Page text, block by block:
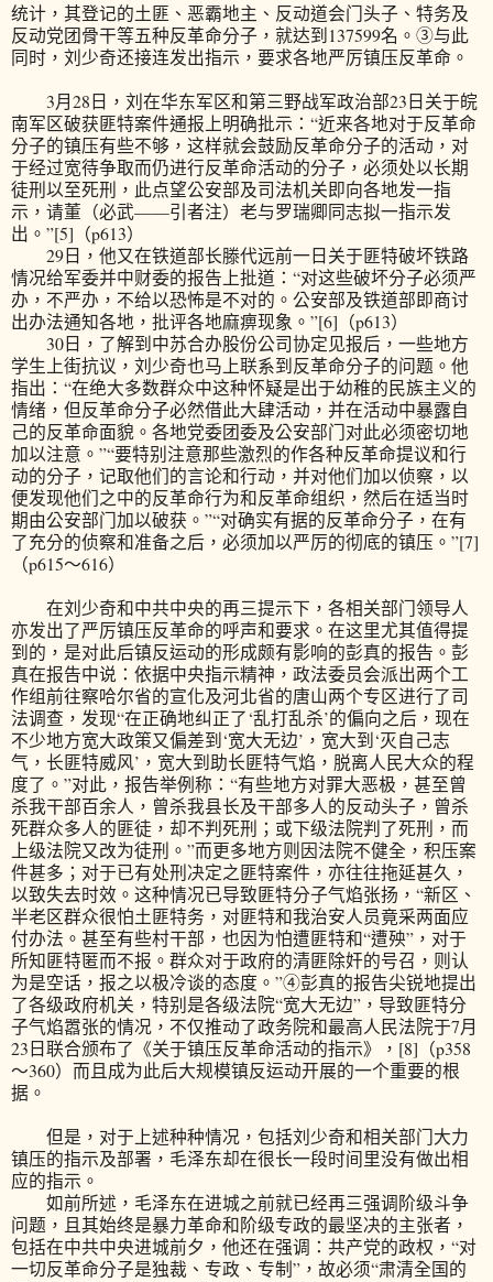
统计，其登记的土匪、恶霸地主、反动道会门头子、特务及
反动党团骨干等五种反革命分子，就达到137599名。③与此
同时，刘少奇还接连发出指示，要求各地严厉镇压反革命。
3月28日，刘在华东军区和第三野战军政治部23日关于皖
南军区破获匪特案件通报上明确批示：“近来各地对于反革命
分子的镇压有些不够，这样就会鼓励反革命分子的活动，对
于经过宽待争取而仍进行反革命活动的分子，必须处以长期
徒刑以至死刑，此点望公安部及司法机关即向各地发一指
示，请董（必武——引者注）老与罗瑞卿同志拟一指示发
出。”[5]（p613）
29日，他又在铁道部长滕代远前一日关于匪特破坏铁路
情况给军委并中财委的报告上批道：“对这些破坏分子必须严
办，不严办，不给以恐怖是不对的。公安部及铁道部即商讨
出办法通知各地，批评各地麻痹现象。”[6]（p613）
30日，了解到中苏合办股份公司协定见报后，一些地方
学生上街抗议，刘少奇也马上联系到反革命分子的问题。他
指出：“在绝大多数群众中这种怀疑是出于幼稚的民族主义的
情绪，但反革命分子必然借此大肆活动，并在活动中暴露自
己的反革命面貌。各地党委团委及公安部门对此必须密切地
加以注意。”“要特别注意那些激烈的作各种反革命提议和行
动的分子，记取他们的言论和行动，并对他们加以侦察，以
便发现他们之中的反革命行为和反革命组织，然后在适当时
期由公安部门加以破获。”“对确实有据的反革命分子，在有
了充分的侦察和准备之后，必须加以严厉的彻底的镇压。”[7]
（p615～616）
在刘少奇和中共中央的再三提示下，各相关部门领导人
亦发出了严厉镇压反革命的呼声和要求。在这里尤其值得提
到的，是对此后镇反运动的形成颇有影响的彭真的报告。彭
真在报告中说：依据中央指示精神，政法委员会派出两个工
作组前往察哈尔省的宣化及河北省的唐山两个专区进行了司
法调查，发现“在正确地纠正了‘乱打乱杀’的偏向之后，现在
不少地方宽大政策又偏差到‘宽大无边’，宽大到‘灭自己志
气，长匪特威风’，宽大到助长匪特气焰，脱离人民大众的程
度了。”对此，报告举例称：“有些地方对罪大恶极，甚至曾
杀我干部百余人，曾杀我县长及干部多人的反动头子，曾杀
死群众多人的匪徒，却不判死刑；或下级法院判了死刑，而
上级法院又改为徒刑。”而更多地方则因法院不健全，积压案
件甚多；对于已有处刑决定之匪特案件，亦往往拖延甚久，
以致失去时效。这种情况已导致匪特分子气焰张扬，“新区、
半老区群众很怕土匪特务，对匪特和我治安人员竟采两面应
付办法。甚至有些村干部，也因为怕遭匪特和“遭殃”，对于
所知匪特匿而不报。群众对于政府的清匪除奸的号召，则认
为是空话，报之以极冷谈的态度。”④彭真的报告尖锐地提出
了各级政府机关，特别是各级法院“宽大无边”，导致匪特分
子气焰嚣张的情况，不仅推动了政务院和最高人民法院于7月
23日联合颁布了《关于镇压反革命活动的指示》，[8]（p358
～360）而且成为此后大规模镇反运动开展的一个重要的根
据。
但是，对于上述种种情况，包括刘少奇和相关部门大力
镇压的指示及部署，毛泽东却在很长一段时间里没有做出相
应的指示。
如前所述，毛泽东在进城之前就已经再三强调阶级斗争
问题，且其始终是暴力革命和阶级专政的最坚决的主张者，
包括在中共中央进城前夕，他还在强调：共产党的政权，“对
一切反革命分子是独裁、专政、专制”，故必须“肃清全国的